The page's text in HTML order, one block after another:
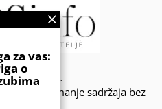
preuzimanje sadržaja bez
za vas:
o